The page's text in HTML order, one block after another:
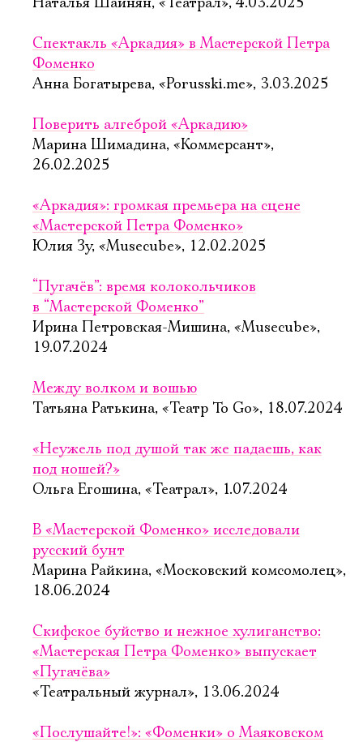
Спектакль «Аркадия» в Мастерской Петра
Фоменко
Анна Богатырева, «Porusski.me», 3.03.2025
Поверить алгеброй «Аркадию»
Марина Шимадина, «Коммерсант»,
26.02.2025
«Аркадия»: громкая премьера на сцене
«Мастерской Петра Фоменко»
Юлия Зу, «Musecube», 12.02.2025
“Пугачёв”: время колокольчиков
в “Мастерской Фоменко”
Ирина Петровская-Мишина, «Musecube»,
19.07.2024
Между волком и вошью
Татьяна Ратькина, «Театр To Go», 18.07.2024
«Неужель под душой так же падаешь, как
под ношей?»
Ольга Егошина, «Театрал», 1.07.2024
В «Мастерской Фоменко» исследовали
русский бунт
Марина Райкина, «Московский комсомолец»,
18.06.2024
Скифское буйство и нежное хулиганство:
«Мастерская Петра Фоменко» выпускает
«Пугачёва»
«Театральный журнал», 13.06.2024
«Послушайте!»: «Фоменки» о Маяковском